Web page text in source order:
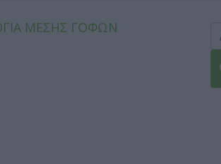
ΜΕΣΗΣ ΓΟΦΩΝ